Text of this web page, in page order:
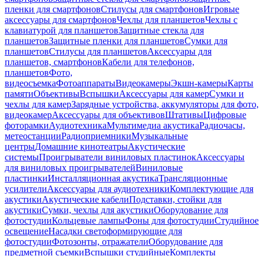
пленки для смартфоновСтилусы для смартфоновИгровые
аксессуары для смартфоновЧехлы для планшетовЧехлы с
клавиатурой для планшетовЗащитные стекла для
планшетовЗащитные пленки для планшетовСумки для
планшетовСтилусы для планшетовАксессуары для
планшетов, смартфоновКабели для телефонов,
планшетовФото,
видеосъемкаФотоаппаратыВидеокамерыЭкшн-камерыКарты
памятиОбъективыВспышкиАксессуары для камерСумки и
чехлы для камерЗарядные устройства, аккумуляторы для фото,
видеокамерАксессуары для объективовШтативыЦифровые
фоторамкиАудиотехникаМультимедиа акустикаРадиочасы,
метеостанцииРадиоприемникиМузыкальные
центрыДомашние кинотеатрыАкустические
системыПроигрыватели виниловых пластинокАксессуары
для виниловых проигрывателейВиниловые
пластинкиИнсталляционная акустикаТрансляционные
усилителиАксессуары для аудиотехникиКомплектующие для
акустикиАкустические кабелиПодставки, стойки для
акустикиСумки, чехлы для акустикиОборудование для
фотостудииКольцевые лампыФоны для фотостудииСтудийное
освещениеНасадки светоформирующие для
фотостудииФотозонты, отражателиОборудование для
предметной съемкиВспышки студийныеКомплекты